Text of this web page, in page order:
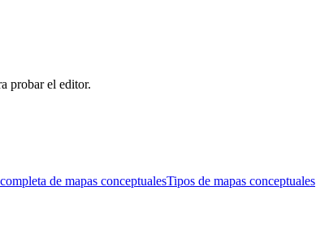
probar el editor.
de mapas conceptualesTipos de mapas conceptuales